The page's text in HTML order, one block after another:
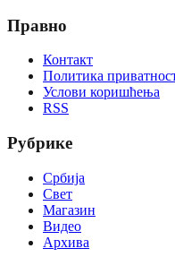
Правно
Контакт
Политика
Услови коришћења
RSS
Рубрике
Србија
Свет
Магазин
Видео
Архива